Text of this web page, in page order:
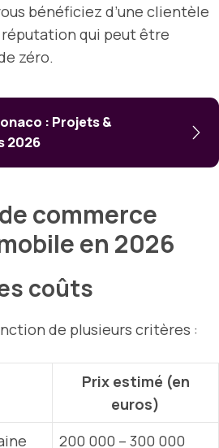
bénéficiez d’une clientèle
qui peut être
zéro.
: Projets &
2026
commerce
en 2026
coûts
de plusieurs critères :
Prix estimé (en
euros)
200 000 – 300 000